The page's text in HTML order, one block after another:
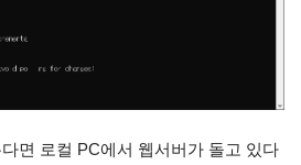
면 로컬 PC에서 웹서버가 돌고 있다